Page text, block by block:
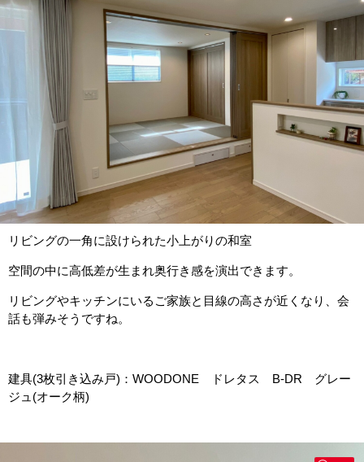
リビングの一角に設けられた小上がりの和室
空間の中に高低差が生まれ奥行き感を演出できます。
リビングやキッチンにいるご家族と目線の高さが近くなり、会
話も弾みそうですね。
建具(3枚引き込み戸)：WOODONE ドレタス B-DR グレー
ジュ(オーク柄)